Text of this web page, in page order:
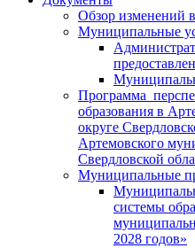
Обзор изменений в
Муниципальные
Программа
образования в
округе
Артемовского
Свердловской
Муниципальные
системы
2028 годов»